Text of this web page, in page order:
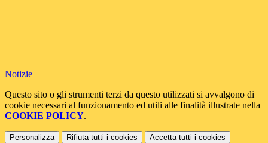
Notizie
Questo sito o gli strumenti terzi da questo utilizzati si avvalgono di
cookie necessari al funzionamento ed utili alle finalità illustrate nella
COOKIE POLICY.
Personalizza Rifiuta tutti i cookies Accetta tutti i cookies